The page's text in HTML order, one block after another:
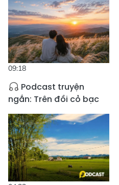
09:18
Podcast truyện
ngắn: Trên đồi cỏ bạc